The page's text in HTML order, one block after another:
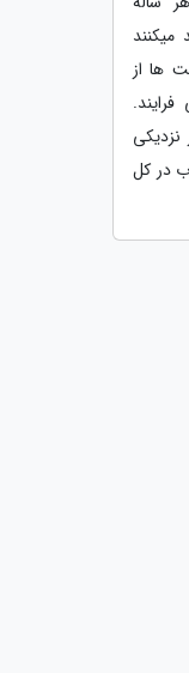
میکنند
ها از
نزدیکی
در کل